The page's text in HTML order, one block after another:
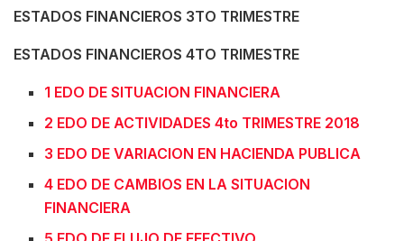
ESTADOS FINANCIEROS 3TO TRIMESTRE
ESTADOS FINANCIEROS 4TO TRIMESTRE
1 EDO DE SITUACION FINANCIERA
2 EDO DE ACTIVIDADES 4to TRIMESTRE 2018
3 EDO DE VARIACION EN HACIENDA PUBLICA
4 EDO DE CAMBIOS EN LA SITUACION
FINANCIERA